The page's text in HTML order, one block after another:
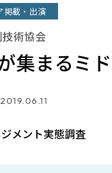
掲載・出演
術協会
集まるミ
2019.06.11
メント実態調査